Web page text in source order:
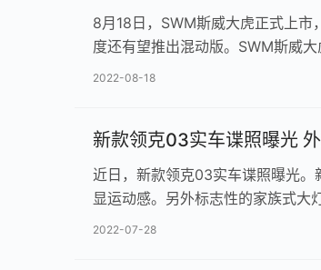
8月18日，SWM斯威大虎正式上
度还有望推出混动版。SWM斯威
2022-08-18
新款领克03实车谍照曝光
近日，新款领克03实车谍照曝光
显运动感。另外标志性的家族式大
2022-07-28